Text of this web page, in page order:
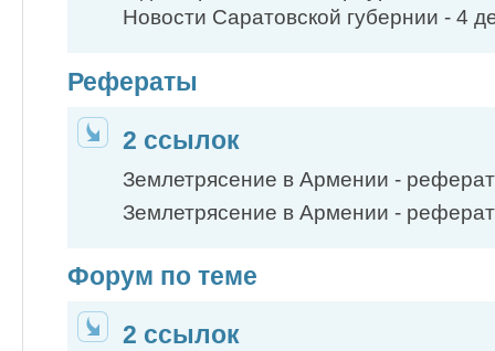
Новости Саратовской губернии - 4
Рефераты
2 ссылок
Землетрясение в Армении - реферат
Землетрясение в Армении -
Форум по теме
2 ссылок